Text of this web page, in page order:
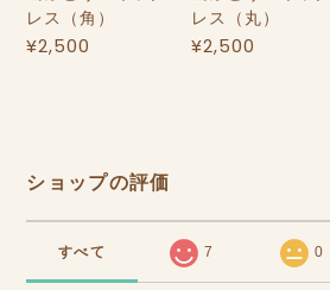
レス（角）
¥2,500
レス（丸）
¥2,500
ショップの評価
すべて 7 0